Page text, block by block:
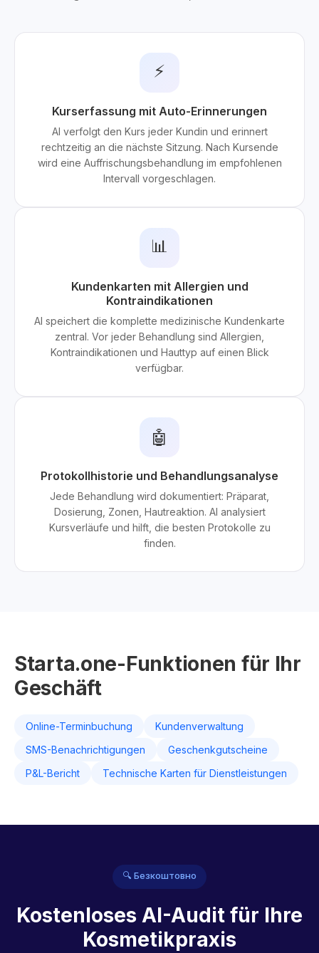
⚡
Kurserfassung mit Auto-Erinnerungen
AI verfolgt den Kurs jeder Kundin und erinnert
rechtzeitig an die nächste Sitzung. Nach Kursende
wird eine Auffrischungsbehandlung im empfohlenen
Intervall vorgeschlagen.
📊
Kundenkarten mit Allergien und
Kontraindikationen
AI speichert die komplette medizinische Kundenkarte
zentral. Vor jeder Behandlung sind Allergien,
Kontraindikationen und Hauttyp auf einen Blick
verfügbar.
🤖
Protokollhistorie und Behandlungsanalyse
Jede Behandlung wird dokumentiert: Präparat,
Dosierung, Zonen, Hautreaktion. AI analysiert
Kursverläufe und hilft, die besten Protokolle zu
finden.
Starta.one-Funktionen für Ihr
Geschäft
Online-Terminbuchung
Kundenverwaltung
SMS-Benachrichtigungen
Geschenkgutscheine
P&L-Bericht
Technische Karten für Dienstleistungen
🔍 Безкоштовно
Kostenloses AI-Audit für Ihre
Kosmetikpraxis